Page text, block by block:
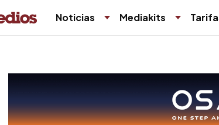
Noticias Mediakits